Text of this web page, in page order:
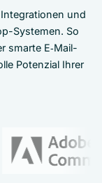
und
Systemen. So
smarte E‑Mail-
Potenzial Ihrer